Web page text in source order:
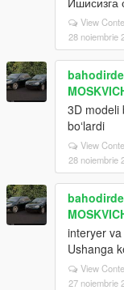
View
28 noiembrie
3D modeli
boʻlardi
View
28 noiembrie
interyer
Ushanga
View
27 noiembrie